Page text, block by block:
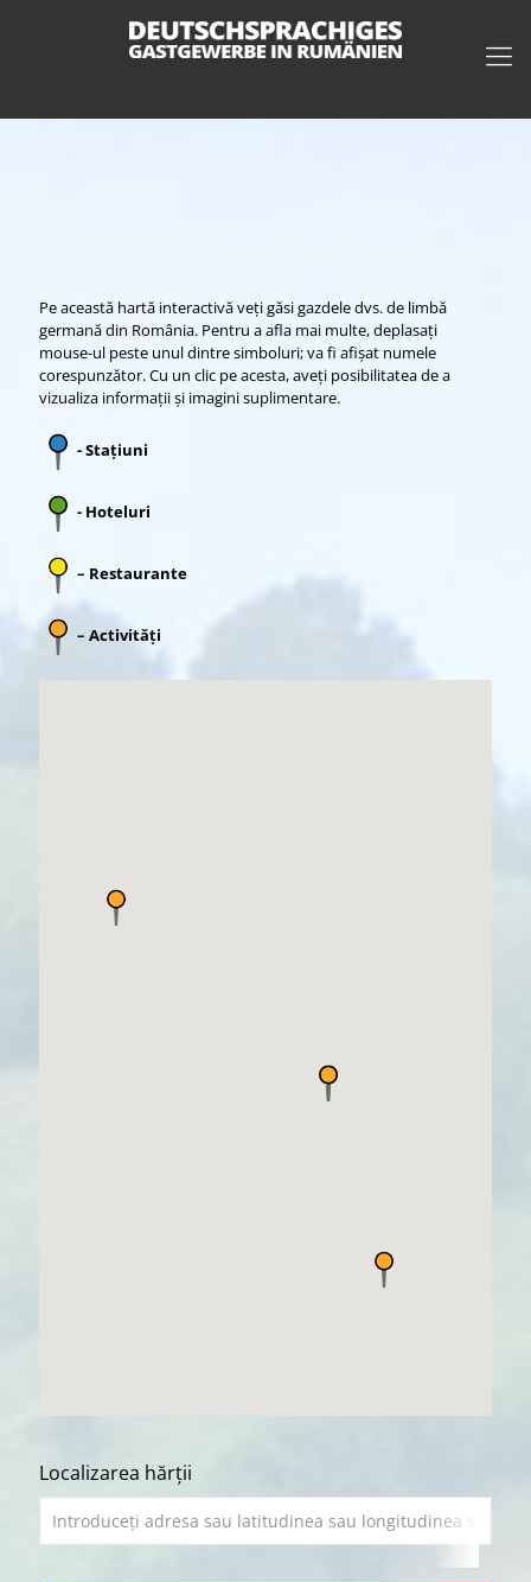
Pe această hartă interactivă veți găsi gazdele dvs. de limbă
germană din România. Pentru a afla mai multe, deplasați
mouse-ul peste unul dintre simboluri; va fi afișat numele
corespunzător. Cu un clic pe acesta, aveți posibilitatea de a
vizualiza informații și imagini suplimentare.
- Stațiuni
- Hoteluri
– Restaurante
– Activități
Localizarea hărții